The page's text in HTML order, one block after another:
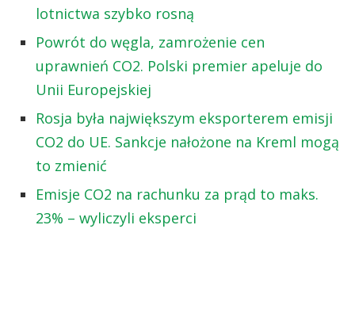
lotnictwa szybko rosną
Powrót do węgla, zamrożenie cen
uprawnień CO2. Polski premier apeluje do
Unii Europejskiej
Rosja była największym eksporterem emisji
CO2 do UE. Sankcje nałożone na Kreml mogą
to zmienić
Emisje CO2 na rachunku za prąd to maks.
23% – wyliczyli eksperci